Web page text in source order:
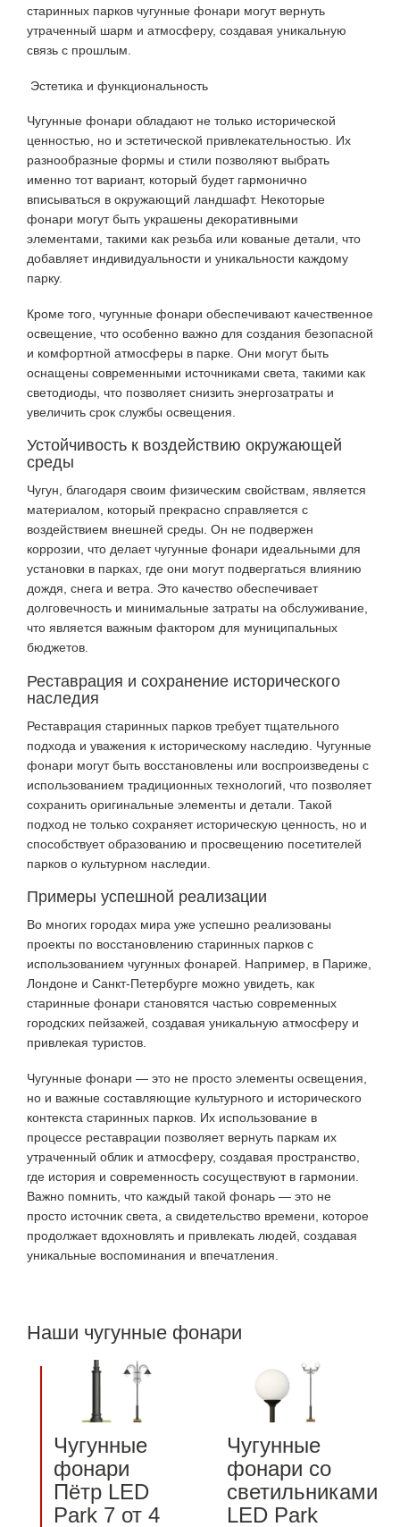
старинных парков чугунные фонари могут вернуть
утраченный шарм и атмосферу, создавая уникальную
связь с прошлым.
Эстетика и функциональность
Чугунные фонари обладают не только исторической
ценностью, но и эстетической привлекательностью. Их
разнообразные формы и стили позволяют выбрать
именно тот вариант, который будет гармонично
вписываться в окружающий ландшафт. Некоторые
фонари могут быть украшены декоративными
элементами, такими как резьба или кованые детали, что
добавляет индивидуальности и уникальности каждому
парку.
Кроме того, чугунные фонари обеспечивают качественное
освещение, что особенно важно для создания безопасной
и комфортной атмосферы в парке. Они могут быть
оснащены современными источниками света, такими как
светодиоды, что позволяет снизить энергозатраты и
увеличить срок службы освещения.
Устойчивость к воздействию окружающей
среды
Чугун, благодаря своим физическим свойствам, является
материалом, который прекрасно справляется с
воздействием внешней среды. Он не подвержен
коррозии, что делает чугунные фонари идеальными для
установки в парках, где они могут подвергаться влиянию
дождя, снега и ветра. Это качество обеспечивает
долговечность и минимальные затраты на обслуживание,
что является важным фактором для муниципальных
бюджетов.
Реставрация и сохранение исторического
наследия
Реставрация старинных парков требует тщательного
подхода и уважения к историческому наследию. Чугунные
фонари могут быть восстановлены или воспроизведены с
использованием традиционных технологий, что позволяет
сохранить оригинальные элементы и детали. Такой
подход не только сохраняет историческую ценность, но и
способствует образованию и просвещению посетителей
парков о культурном наследии.
Примеры успешной реализации
Во многих городах мира уже успешно реализованы
проекты по восстановлению старинных парков с
использованием чугунных фонарей. Например, в Париже,
Лондоне и Санкт-Петербурге можно увидеть, как
старинные фонари становятся частью современных
городских пейзажей, создавая уникальную атмосферу и
привлекая туристов.
Чугунные фонари — это не просто элементы освещения,
но и важные составляющие культурного и исторического
контекста старинных парков. Их использование в
процессе реставрации позволяет вернуть паркам их
утраченный облик и атмосферу, создавая пространство,
где история и современность сосуществуют в гармонии.
Важно помнить, что каждый такой фонарь — это не
просто источник света, а свидетельство времени, которое
продолжает вдохновлять и привлекать людей, создавая
уникальные воспоминания и впечатления.
Наши чугунные фонари
Чугунные
фонари
Пётр LED
Park 7 от 4
Чугунные
фонари со
светильниками
LED Park